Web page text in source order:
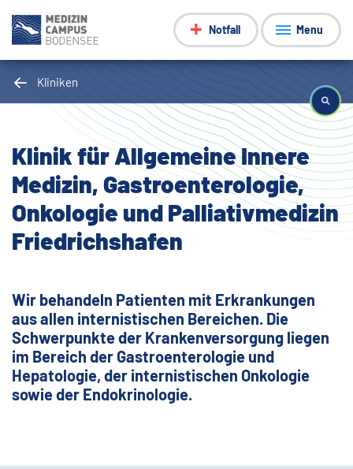
Notfall Menu
Kliniken
Klinik für Allgemeine Innere
Medizin, Gastroenterologie,
Onkologie und Palliativmedizin
Friedrichshafen
Wir behandeln Patienten mit Erkrankungen
aus allen internistischen Bereichen. Die
Schwerpunkte der Krankenversorgung liegen
im Bereich der Gastroenterologie und
Hepatologie, der internistischen Onkologie
sowie der Endokrinologie.